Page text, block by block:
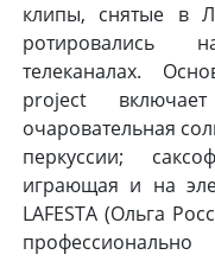
клипы, снятые в
ротировались
телеканалах.
project
очаровательная
перкуссии;
играющая и на
LAFESTA (Ольга